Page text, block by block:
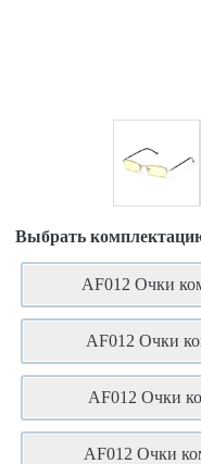
Выбрать
AF012 Очки
AF012 Очки
AF012 Очки
AF012 Очки